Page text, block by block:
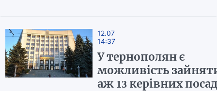
12.07
14:37
У тернополян є
можливість
аж 13 керівних посад